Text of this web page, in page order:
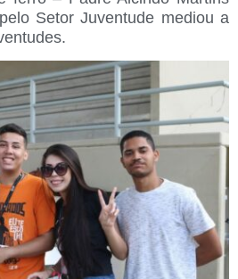
Setor Juventude mediou a